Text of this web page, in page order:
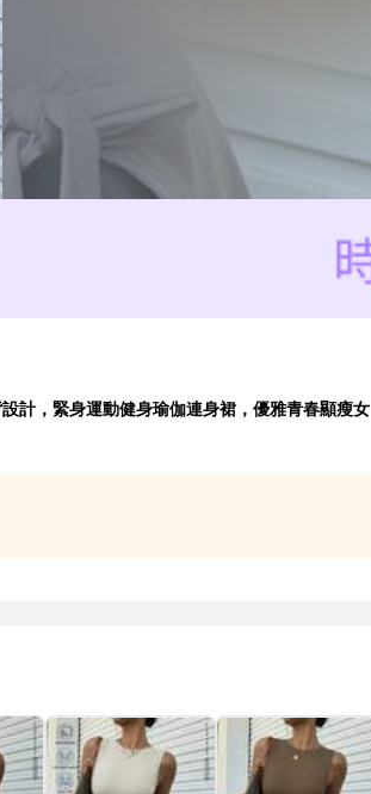
計，緊身運動健身瑜伽連身裙，優雅青春顯瘦女